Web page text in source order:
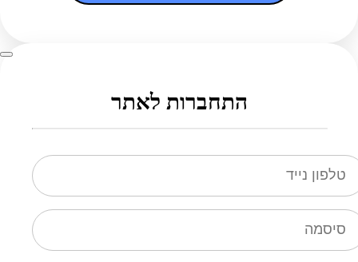
התחברות לאתר